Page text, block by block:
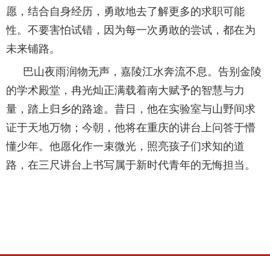
愿，结合自身经历，勇敢地去了解更多的求职可能
性。不要害怕试错，因为每一次勇敢的尝试，都在为
未来铺路。
巴山夜雨润物无声，嘉陵江水奔流不息。告别金陵
的学术殿堂，冉光灿正满载着南大赋予的智慧与力
量，踏上归乡的路途。昔日，他在实验室与山野间求
证于天地万物；今朝，他将在重庆的讲台上问答于懵
懂少年。他愿化作一束微光，照亮孩子们求知的道
路，在三尺讲台上书写属于新时代青年的无悔担当。